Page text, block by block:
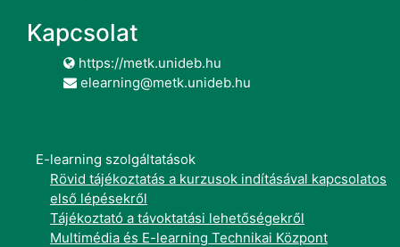
Kapcsolat
https://metk.unideb.hu
elearning@metk.unideb.hu
E-learning szolgáltatások
Rövid tájékoztatás a kurzusok indításával kapcsolatos
első lépésekről
Tájékoztató a távoktatási lehetőségekről
Multimédia és E-learning Technikai Központ